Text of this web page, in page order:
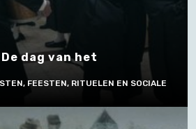
dag van het
FEESTEN, RITUELEN EN SOCIALE